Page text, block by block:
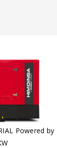
Powered by